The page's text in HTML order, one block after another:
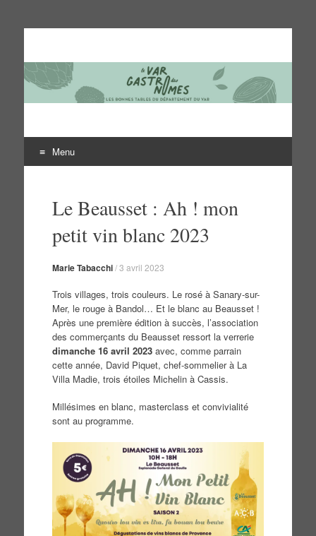
Le Var des gastronomes
Les bonnes tables du département du Var
Menu
contenuLe Beausset : Ah ! mon
petit vin blanc 2023
Marie Tabacchi/3 avril 2023
Trois villages, trois couleurs. Le rosé à Sanary-sur-
Mer, le rouge à Bandol… Et le blanc au Beausset !
Après une première édition à succès, l’association
des commerçants du Beausset ressort la verrerie
dimanche 16 avril 2023avec, comme parrain
cette année, David Piquet, chef-sommelier à La
Villa Madie, trois étoiles Michelin à Cassis.
Millésimes en blanc, masterclass et convivialité
sont au programme.